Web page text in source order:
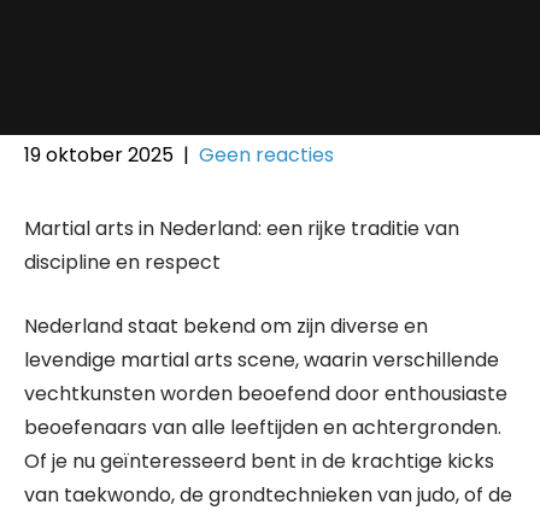
19 oktober 2025 | Geen reacties
Martial arts in Nederland: een rijke traditie van
discipline en respect
Nederland staat bekend om zijn diverse en
levendige martial arts scene, waarin verschillende
vechtkunsten worden beoefend door enthousiaste
beoefenaars van alle leeftijden en achtergronden.
Of je nu geïnteresseerd bent in de krachtige kicks
van taekwondo, de grondtechnieken van judo, of de